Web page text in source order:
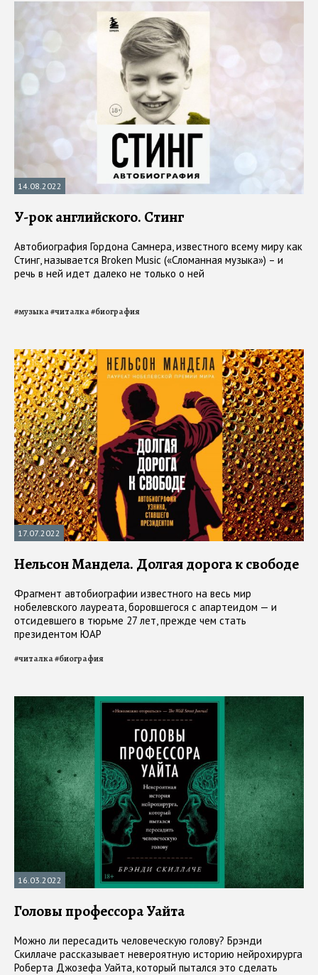
14.08.2022
У-рок английского. Стинг
Автобиография Гордона Самнера, известного всему миру как
Стинг, называется Broken Music («Сломанная музыка») – и
речь в ней идет далеко не только о ней
#музыка#читалка#биография
17.07.2022
Нельсон Мандела. Долгая дорога к свободе
Фрагмент автобиографии известного на весь мир
нобелевского лауреата, боровшегося с апартеидом — и
отсидевшего в тюрьме 27 лет, прежде чем стать
президентом ЮАР
#читалка#биография
16.03.2022
Головы профессора Уайта
Можно ли пересадить человеческую голову? Брэнди
Скиллаче рассказывает невероятную историю нейрохирурга
Роберта Джозефа Уайта, который пытался это сделать